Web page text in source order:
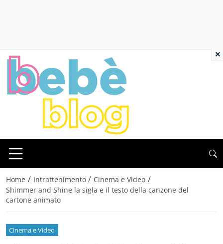
Home / Intrattenimento / Cinema e Video /
Shimmer and Shine la sigla e il testo della canzone del
cartone animato
Cinema e Video
×